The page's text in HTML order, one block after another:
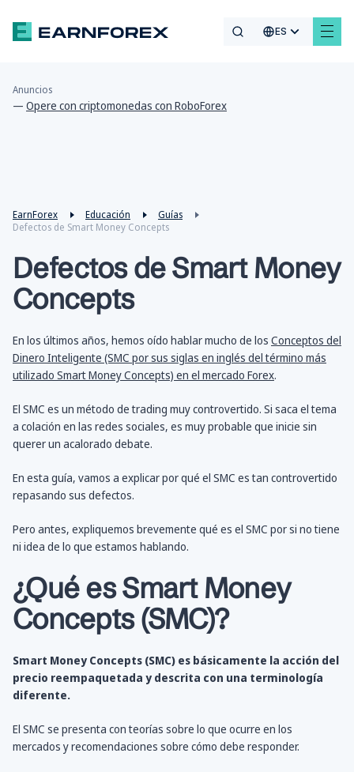
ES
Anuncios
— Opere con criptomonedas con RoboForex
EarnForex Educación
Guías
Defectos de Smart Money Concepts
Defectos de Smart Money
Concepts
En los últimos años, hemos oído hablar mucho de los Conceptos del
Dinero Inteligente (SMC por sus siglas en inglés del término más
utilizado Smart Money Concepts) en el mercado Forex.
El SMC es un método de trading muy controvertido. Si saca el tema
a colación en las redes sociales, es muy probable que inicie sin
querer un acalorado debate.
En esta guía, vamos a explicar por qué el SMC es tan controvertido
repasando sus defectos.
Pero antes, expliquemos brevemente qué es el SMC por si no tiene
ni idea de lo que estamos hablando.
¿Qué es Smart Money
Concepts (SMC)?
Smart Money Concepts (SMC) es básicamente la acción del
precio reempaquetada y descrita con una terminología
diferente.
El SMC se presenta con teorías sobre lo que ocurre en los
mercados y recomendaciones sobre cómo debe responder.